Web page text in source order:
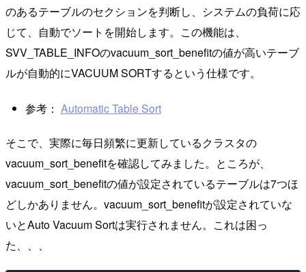
のあるテーブルのセクションを判断し、システムの負荷に応
じて、自動でソートを開始します。この機能は、
SVV_TABLE_INFOのvacuum_sort_benefitの値が高いテーブ
ルが自動的にVACUUM SORTするという仕様です。
参考： Automatic Table Sort
そこで、実際に毎日頻繁に更新しているクラスタの
vacuum_sort_benefitを確認してみました。ところが、
vacuum_sort_benefitの値が設定されているテーブルは7つほ
どしかありません。vacuum_sort_benefitが設定されていな
いとAuto Vacuum Sortは実行されません。これは困っ
た、、、